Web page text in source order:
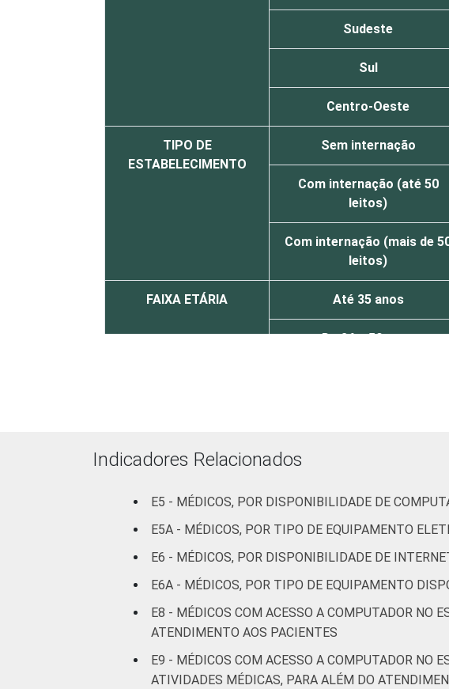
Sudeste
Sul
Centro-Oeste
TIPO DE
ESTABELECIMENTO
Sem internação
Com internação (até 50
leitos)
Com internação (mais de
leitos)
FAIXA ETÁRIA Até 35 anos
De 36 a 50 anos
Fonte: CGI.br/NIC.br, Centro Regional de Estudos
Indicadores Relacionados
E5 - MÉDICOS, POR DISPONIBILIDADE DE
E5A - MÉDICOS, POR TIPO DE EQUIPAMENTO
E6 - MÉDICOS, POR DISPONIBILIDADE DE
E6A - MÉDICOS, POR TIPO DE EQUIPAMENTO
E8 - MÉDICOS COM ACESSO A COMPUTADOR NO
ATENDIMENTO AOS PACIENTES
E9 - MÉDICOS COM ACESSO A COMPUTADOR NO
ATIVIDADES MÉDICAS, PARA ALÉM DO